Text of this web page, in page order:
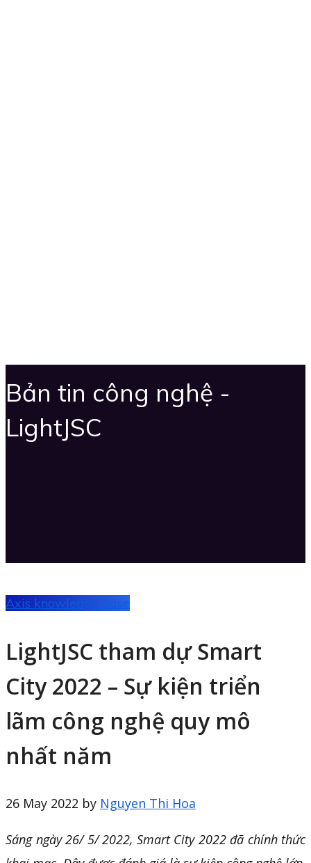
Bản tin công nghệ -
LightJSC
Axis knowledge base
LightJSC tham dự Smart
City 2022 – Sự kiện triển
lãm công nghệ quy mô
nhất năm
26 May 2022 by Nguyen Thi Hoa
Sáng ngày 26/ 5/ 2022, Smart City 2022 đã chính thức